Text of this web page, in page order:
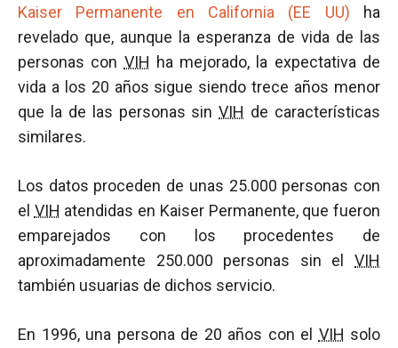
Kaiser Permanente en California (EE UU) ha
revelado que, aunque la esperanza de vida de las
personas con VIH ha mejorado, la expectativa de
vida a los 20 años sigue siendo trece años menor
que la de las personas sinVIH de características
similares.
Los datos proceden de unas 25.000 personas con
el VIH atendidas en Kaiser Permanente, que fueron
emparejados con los procedentes de
aproximadamente 250.000 personas sin el VIH
también usuarias de dichos servicio.
En 1996, una persona de 20 años con el VIH solo